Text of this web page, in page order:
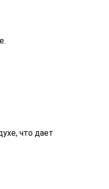
что дает